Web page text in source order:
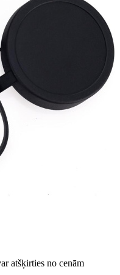
atšķirties no cenām